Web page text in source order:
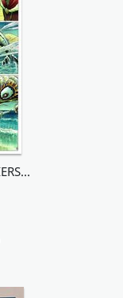
AZIMUT T1 LES AVENTURIERS DU TEMPS PERDU couleur directe